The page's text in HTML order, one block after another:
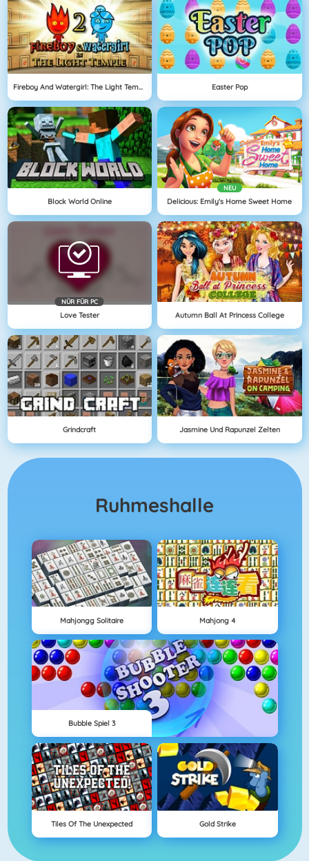
Fireboy And Watergirl: The Light Temple Easter Pop
Block World Online
NEU
Delicious: Emily's Home Sweet Home
NÜR FÜR PC
Love Tester Autumn Ball At Princess College
Grindcraft Jasmine Und Rapunzel Zelten
Ruhmeshalle
Mahjongg Solitaire Mahjong 4
Bubble Spiel 3
Tiles Of The Unexpected Gold Strike